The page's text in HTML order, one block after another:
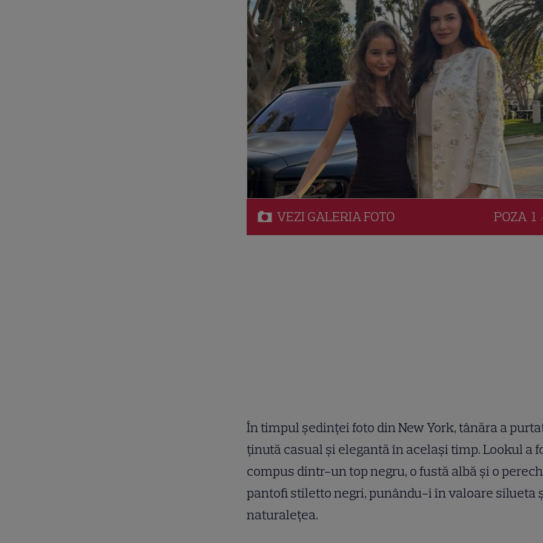
VEZI GALERIAFOTO POZA 1
În timpul ședinței foto din New York, tânăra a
ținută casual și elegantă în același timp. Lookul a
compus dintr-un top negru, o fustă albă și o
pantofi stiletto negri, punându-i în valoare silueta
naturalețea.